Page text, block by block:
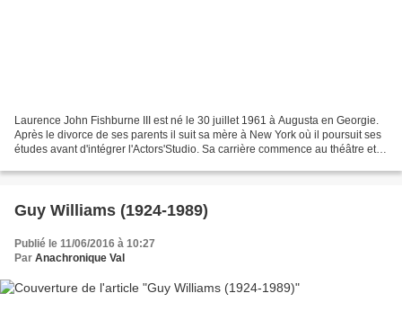
Laurence John Fishburne III est né le 30 juillet 1961 à Augusta en Georgie.
Après le divorce de ses parents il suit sa mère à New York où il poursuit ses
études avant d'intégrer l'Actors'Studio. Sa carrière commence au théâtre et
Guy Williams (1924-1989)
Publié le 11/06/2016 à 10:27
Par Anachronique Val